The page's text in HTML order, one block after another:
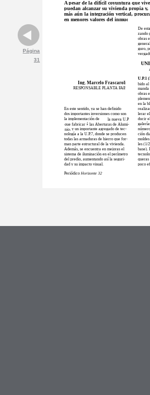
Página
31
Periódico Horizonte 32
A pesar de la difícil coyuntura que
puedan alcanzar su vivienda propia
más aún la integración vertical,
en menores valores del inmueble.
En este sentido, ya se han definido
dos importantes inversiones como son
la implementación de
la nueva U.P
que fabricar á las Aberturas de Alumi-
nio, y un importante agregado de tec-
nología a la U.P.7, donde se producen
todas las armaduras de hierro que for-
man parte estructural de la vivienda.
Además, se encuentra en mejoras el
sistema de iluminación en el perímetro
del predio, aumentando así la seguri-
dad y su impacto visual.
De
zando
obras
guro,
U.P.1
bido al
manda
obras
en la
lerar
ducir
ción
les (1/
base).
queras
poco
Ing. Marcelo Frascaroli
RESPONSABLE PLANTA FABRIL